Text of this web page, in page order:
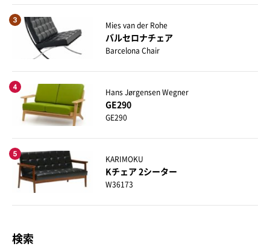
Mies van der Rohe
バルセロナチェア
Barcelona Chair
Hans Jørgensen Wegner
GE290
GE290
KARIMOKU
Kチェア 2シーター
W36173
検索